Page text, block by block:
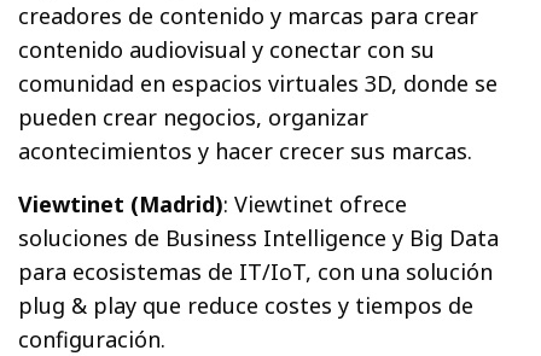
creadores de contenido y marcas para crear
contenido audiovisual y conectar con su
comunidad en espacios virtuales 3D, donde se
pueden crear negocios, organizar
acontecimientos y hacer crecer sus marcas.
Viewtinet (Madrid): Viewtinet ofrece
soluciones de Business Intelligence y Big Data
para ecosistemas de IT/IoT, con una solución
plug & play que reduce costes y tiempos de
configuración.